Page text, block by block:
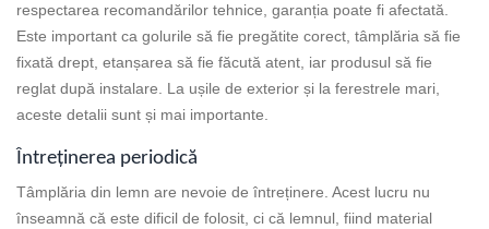
respectarea recomandărilor tehnice, garanția poate fi afectată.
Este important ca golurile să fie pregătite corect, tâmplăria să fie
fixată drept, etanșarea să fie făcută atent, iar produsul să fie
reglat după instalare. La ușile de exterior și la ferestrele mari,
aceste detalii sunt și mai importante.
Întreținerea periodică
Tâmplăria din lemn are nevoie de întreținere. Acest lucru nu
înseamnă că este dificil de folosit, ci că lemnul, fiind material